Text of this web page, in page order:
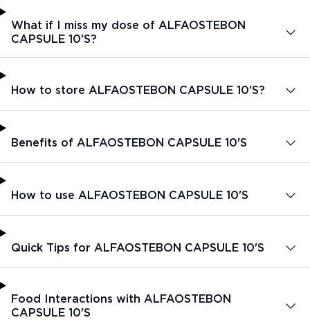
What if I miss my dose of ALFAOSTEBON
CAPSULE 10'S?
How to store ALFAOSTEBON CAPSULE 10'S?
Benefits of ALFAOSTEBON CAPSULE 10'S
How to use ALFAOSTEBON CAPSULE 10'S
Quick Tips for ALFAOSTEBON CAPSULE 10'S
Food Interactions with ALFAOSTEBON
CAPSULE 10'S